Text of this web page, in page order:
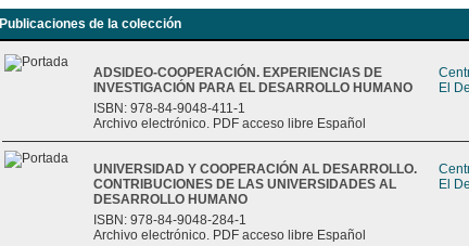
Publicaciones de la colección
ADSIDEO-COOPERACIÓN. EXPERIENCIAS DE
INVESTIGACIÓN PARA EL DESARROLLO HUMANO
ISBN: 978-84-9048-411-1
Archivo electrónico. PDF acceso libre Español
El
UNIVERSIDAD Y COOPERACIÓN AL DESARROLLO.
CONTRIBUCIONES DE LAS UNIVERSIDADES AL
DESARROLLO HUMANO
ISBN: 978-84-9048-284-1
Archivo electrónico. PDF acceso libre Español
El